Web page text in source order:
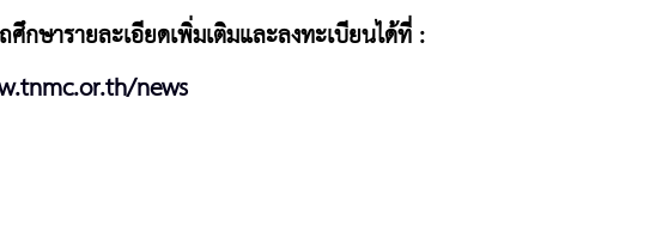
ศึกษารายละเอียดเพิ่มเติมและลงทะเบียนได้ที่ :
news